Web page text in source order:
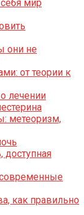
мир
они не
от теории к
лечении
метеоризм,
как правильно